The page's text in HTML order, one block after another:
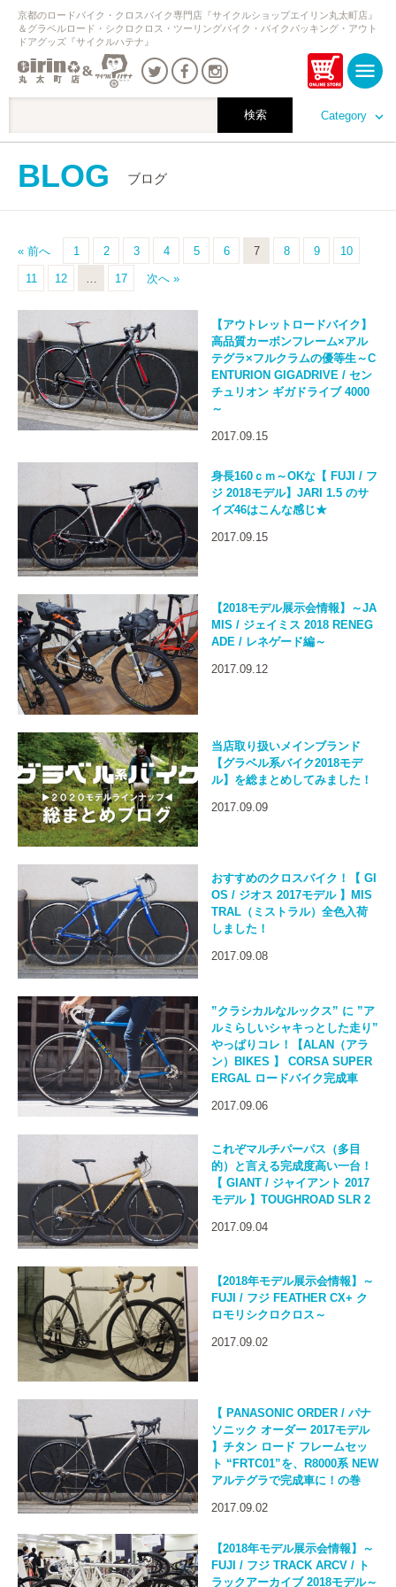
Category
京都のロードバイク・クロスバイク専門店『サイクルショップエイリン丸太町店』
＆グラベルロード・シクロクロス・ツーリングバイク・バイクパッキング・アウト
ドアグッズ『サイクルハテナ』
BLOG ブログ
« 前へ 1 2 3 4 5 6 7 8 9 10
11 12 … 17 次へ »
【アウトレットロードバイク】
高品質カーボンフレーム×アル
テグラ×フルクラムの優等生～C
ENTURION GIGADRIVE / セン
チュリオン ギガドライブ 4000
～
2017.09.15
身長160ｃｍ～OKな【 FUJI / フ
ジ 2018モデル】JARI 1.5 のサ
イズ46はこんな感じ★
2017.09.15
【2018モデル展示会情報】～JA
MIS / ジェイミス 2018 RENEG
ADE / レネゲード編～
2017.09.12
当店取り扱いメインブランド
【グラベル系バイク2018モデ
ル】を総まとめしてみました！
2017.09.09
おすすめのクロスバイク！【 GI
OS / ジオス 2017モデル 】MIS
TRAL（ミストラル）全色入荷
しました！
2017.09.08
”クラシカルなルックス” に ”ア
ルミらしいシャキっとした走り”
やっぱりコレ！【ALAN（アラ
ン）BIKES 】 CORSA SUPER
ERGAL ロードバイク完成車
2017.09.06
これぞマルチパーパス（多目
的）と言える完成度高い一台！
【 GIANT / ジャイアント 2017
モデル 】TOUGHROAD SLR 2
2017.09.04
【2018年モデル展示会情報】～
FUJI / フジ FEATHER CX+ ク
ロモリシクロクロス～
2017.09.02
【 PANASONIC ORDER / パナ
ソニック オーダー 2017モデル
】チタン ロード フレームセッ
ト “FRTC01”を、R8000系 NEW
アルテグラで完成車に！の巻
2017.09.02
【2018年モデル展示会情報】～
FUJI / フジ TRACK ARCV / ト
ラックアーカイブ 2018モデル～